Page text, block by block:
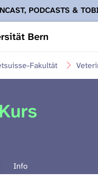
Bern
PODCASTS &
und Tobira nicht zur
Fakultät
Kurs
Info